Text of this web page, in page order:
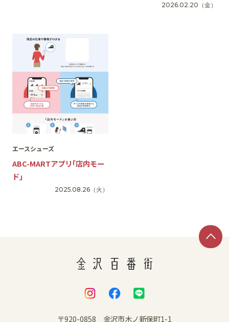
2026.02.20 （金）
エースシューズ
ABC-MARTアプリ｢店内モー
ド｣
2025.08.26 （火）
〒920-0858 金沢市木ノ新保町1-1